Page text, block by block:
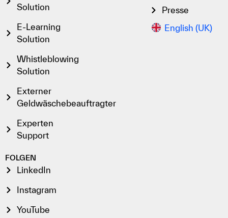
Solution
E-Learning
Solution
Whistleblowing
Solution
Externer
Geldwäschebeauftragter
Experten
Support
Presse
English (UK)
FOLGEN
LinkedIn
Instagram
YouTube